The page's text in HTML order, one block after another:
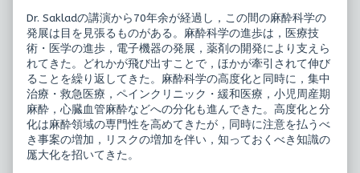
Dr. Sakladの講演から70年余が経過し，この間の麻酔科学の
発展は目を見張るものがある。麻酔科学の進歩は，医療技
術・医学の進歩，電子機器の発展，薬剤の開発により支えら
れてきた。どれかが飛び出すことで，ほかが牽引されて伸び
ることを繰り返してきた。麻酔科学の高度化と同時に，集中
治療・救急医療，ペインクリニック・緩和医療，小児周産期
麻酔，心臓血管麻酔などへの分化も進んできた。高度化と分
化は麻酔領域の専門性を高めてきたが，同時に注意を払うべ
き事案の増加，リスクの増加を伴い，知っておくべき知識の
厖大化を招いてきた。